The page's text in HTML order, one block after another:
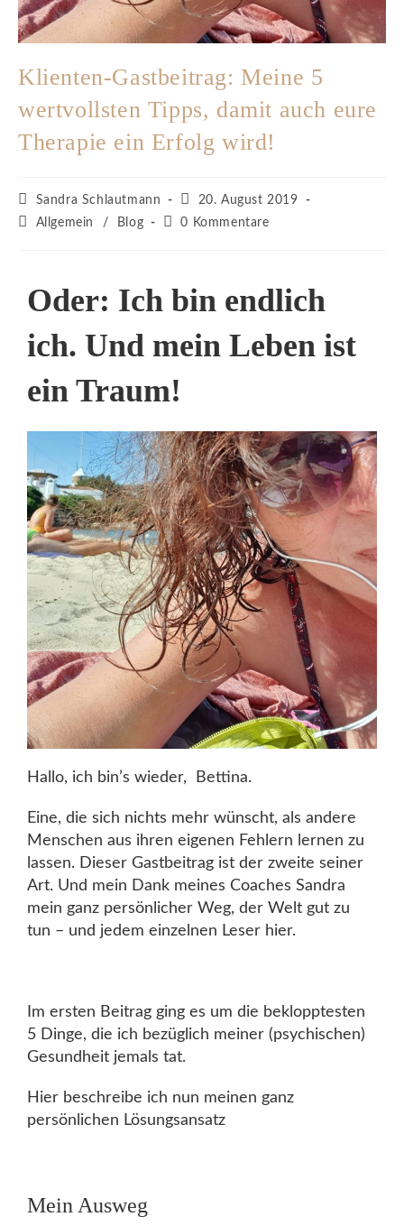
Klienten-Gastbeitrag: Meine 5
wertvollsten Tipps, damit auch eure
Therapie ein Erfolg wird!
Sandra Schlautmann
20. August 2019
Allgemein
/ Blog 0 Kommentare
Oder: Ich bin endlich
ich. Und mein Leben ist
ein Traum!
Hallo, ich bin’s wieder, Bettina.
Eine, die sich nichts mehr wünscht, als andere
Menschen aus ihren eigenen Fehlern lernen zu
lassen. Dieser Gastbeitrag ist der zweite seiner
Art. Und mein Dank meines Coaches Sandra
mein ganz persönlicher Weg, der Welt gut zu
tun – und jedem einzelnen Leser hier.
Im ersten Beitrag ging es um die beklopptesten
5 Dinge, die ich bezüglich meiner (psychischen)
Gesundheit jemals tat.
Hier beschreibe ich nun meinen ganz
persönlichen Lösungsansatz
Mein Ausweg